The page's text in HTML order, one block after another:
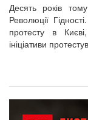
Десять років
Революції
протесту в
ініціативи